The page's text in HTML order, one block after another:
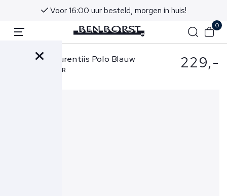
Voor 16:00 uur besteld, morgen in huis!
0
Filippo de Laurentiis Polo Blauw
PL1MCPAR-CR14R 229,-